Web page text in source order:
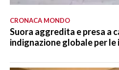
CRONACA MONDO
Suora aggredita e presa a
indignazione globale per le